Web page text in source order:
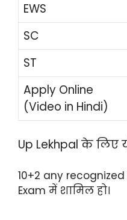
EWS
SC
ST
Apply Online
(Video in Hindi)
Up Lekhpal के लिए
10+2 any recognized
Exam में शामिल हो।